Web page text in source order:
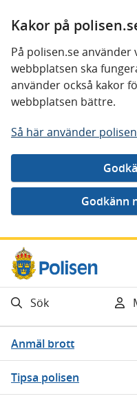
Kakor på
På polisen.se
webbplatsen ska
använder också kakor
webbplatsen bättre.
Så här använder
Gå direkt till innehåll
Sök
Anmäl brott
Tipsa polisen